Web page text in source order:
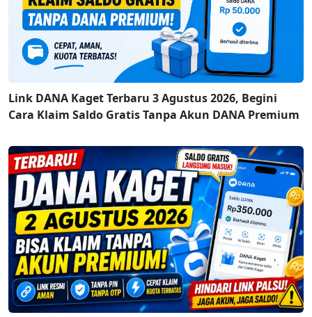
Link DANA Kaget Terbaru 3 Agustus 2026, Begini
Cara Klaim Saldo Gratis Tanpa Akun DANA Premium